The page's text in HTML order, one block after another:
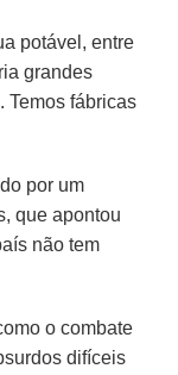
potável, entre
grandes
Temos fábricas
por um
que apontou
não tem
o combate
difíceis